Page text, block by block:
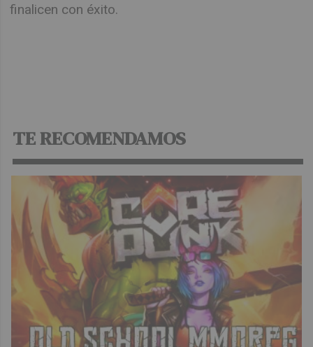
finalicen con éxito.
TE RECOMENDAMOS